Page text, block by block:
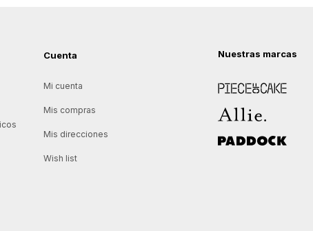
Cuenta
Mi cuenta
Mis compras
Mis direcciones
Wish list
Nuestras marcas
Piece of Cake
Allie
Paddock